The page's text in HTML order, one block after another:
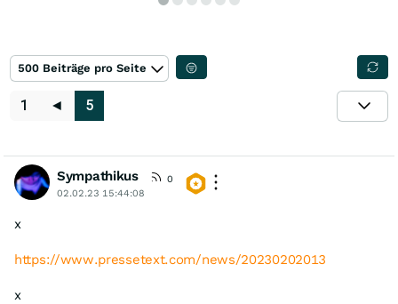
500 Beiträge pro Seite
1 ◄ 5
Sympathikus
0
02.02.23 15:44:08
x
https://www.pressetext.com/news/20230202013
x